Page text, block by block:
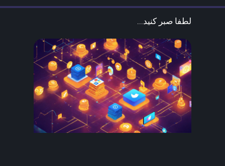
لطفا صبر کنید...